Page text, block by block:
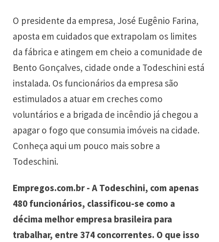
O presidente da empresa, José Eugênio Farina,
aposta em cuidados que extrapolam os limites
da fábrica e atingem em cheio a comunidade de
Bento Gonçalves, cidade onde a Todeschini está
instalada. Os funcionários da empresa são
estimulados a atuar em creches como
voluntários e a brigada de incêndio já chegou a
apagar o fogo que consumia imóveis na cidade.
Conheça aqui um pouco mais sobre a
Todeschini.
Empregos.com.br - A Todeschini, com apenas
480 funcionários, classificou-se como a
décima melhor empresa brasileira para
trabalhar, entre 374 concorrentes. O que isso